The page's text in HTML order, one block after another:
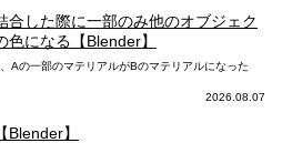
合した際に一部のみ他のオブジェク
色になる【Blender】
Aの一部のマテリアルがBのマテリアルになった
2026.08.07
Blender】